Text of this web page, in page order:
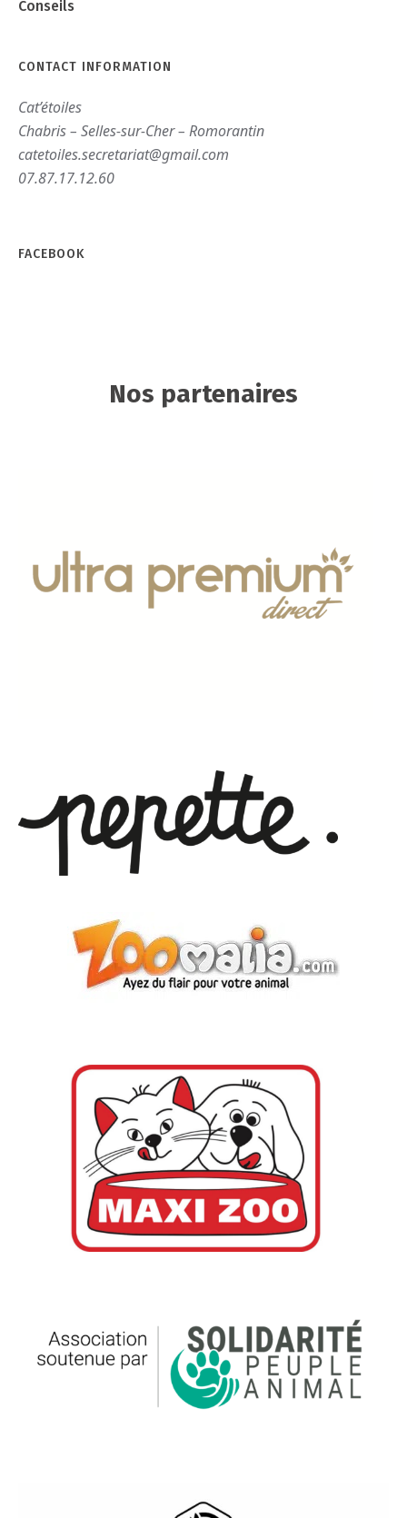
Conseils
CONTACT INFORMATION
Cat’étoiles
Chabris – Selles-sur-Cher – Romorantin
catetoiles.secretariat@gmail.com
07.87.17.12.60
FACEBOOK
Nos partenaires